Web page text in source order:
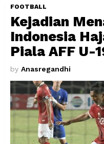
FOOTBALL
Kejadian
Indonesia
Piala AFF U-
by Anasregandhi